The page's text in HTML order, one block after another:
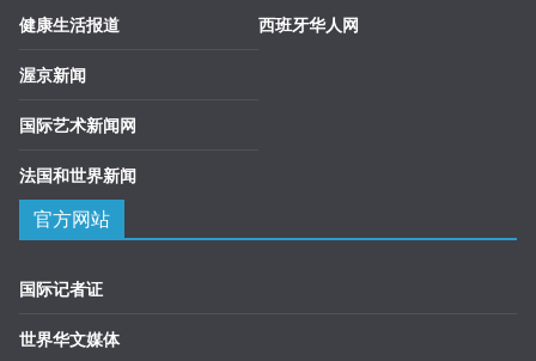
健康生活报道
渥京新闻
国际艺术新闻网
法国和世界新闻
西班牙华人网
官方网站
国际记者证
世界华文媒体